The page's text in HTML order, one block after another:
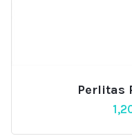
Perlitas